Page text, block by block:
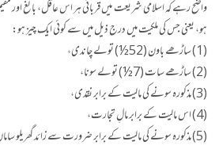
واضح رہے کہ اسلامی شریعت میں قربانی ہر اس عاقل، بالغ
ہو، یعنی جس کی ملکیت میں درج ذیل میں سے کوئی ایک چیز ہو:
(1) ساڑھے باون (52½) تولے چاندی،
(2) ساڑھے سات (7½) تولے سونا،
(3) مذکورہ سونے کی مالیت کے برابر نقدی،
(4) اس مالیت کے برابر مالِ تجارت،
(5) مذکورہ سونے کی مالیت کے برابر ضرورت سے زائد گھریلو سامان۔